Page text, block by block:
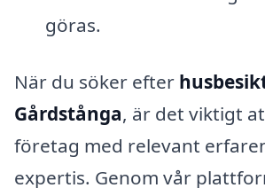
göras.
När du söker efter
Gårdstånga, är det viktigt
företag med relevant
expertis. Genom vår